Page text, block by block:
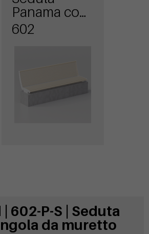
Panama con
schienale da
602
602-P-S | Seduta
da muretto